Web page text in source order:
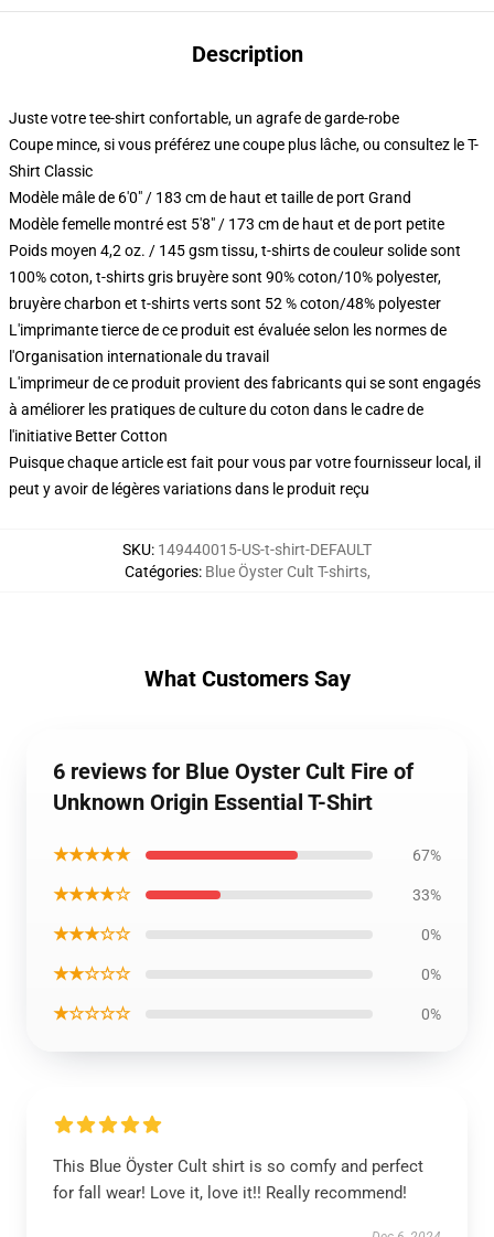
Description
Juste votre tee-shirt confortable, un agrafe de garde-robe
Coupe mince, si vous préférez une coupe plus lâche, ou consultez le T-
Shirt Classic
Modèle mâle de 6'0" / 183 cm de haut et taille de port Grand
Modèle femelle montré est 5'8" / 173 cm de haut et de port petite
Poids moyen 4,2 oz. / 145 gsm tissu, t-shirts de couleur solide sont
100% coton, t-shirts gris bruyère sont 90% coton/10% polyester,
bruyère charbon et t-shirts verts sont 52 % coton/48% polyester
L'imprimante tierce de ce produit est évaluée selon les normes de
l'Organisation internationale du travail
L'imprimeur de ce produit provient des fabricants qui se sont engagés
à améliorer les pratiques de culture du coton dans le cadre de
l'initiative Better Cotton
Puisque chaque article est fait pour vous par votre fournisseur local, il
peut y avoir de légères variations dans le produit reçu
SKU: 149440015-US-t-shirt-DEFAULT
Catégories: Blue Öyster Cult T-shirts,
What Customers Say
6 reviews for Blue Oyster Cult Fire of
Unknown Origin Essential T-Shirt
★★★★★ 67%
★★★★☆ 33%
★★★☆☆ 0%
★★☆☆☆ 0%
★☆☆☆☆ 0%
This Blue Öyster Cult shirt is so comfy and perfect
for fall wear! Love it, love it!! Really recommend!